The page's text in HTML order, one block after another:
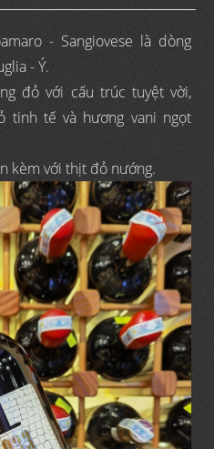
- Sangiovese là dòng
- Ý.
đỏ với cấu trúc tuyệt vời,
tinh tế và hương vani ngọt
kèm với thịt đỏ nướng.